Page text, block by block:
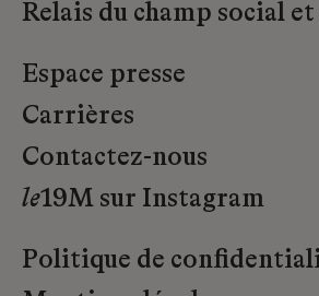
Relais du champ social
Espace presse
Carrières
Contactez-nous
le19M sur Instagram
Politique de